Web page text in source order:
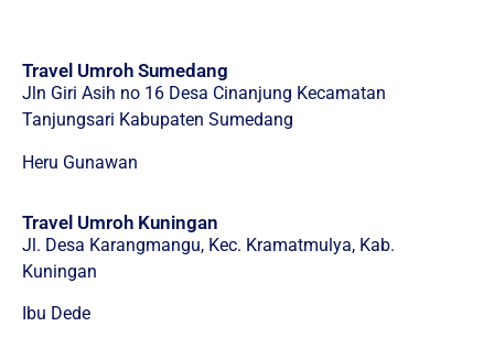
Travel Umroh Sumedang
Jln Giri Asih no 16 Desa Cinanjung Kecamatan
Tanjungsari Kabupaten Sumedang
Heru Gunawan
Travel Umroh Kuningan
Jl. Desa Karangmangu, Kec. Kramatmulya, Kab.
Kuningan
Ibu Dede